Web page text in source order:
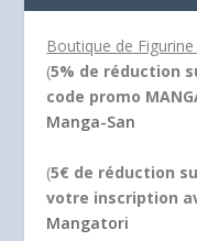
Boutique de Figurine
(5% de réduction
code promo
Manga-San
(5€ de réduction
votre inscription
Mangatori